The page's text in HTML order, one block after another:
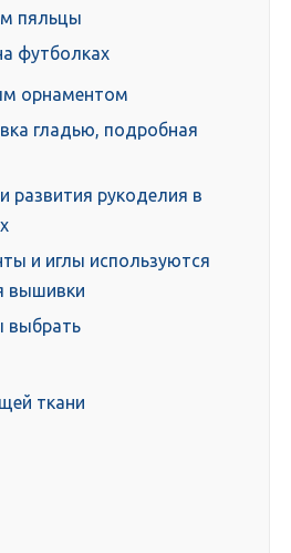
пяльцы
футболках
орнаментом
гладью, подробная
развития рукоделия в
и иглы используются
вышивки
выбрать
ткани